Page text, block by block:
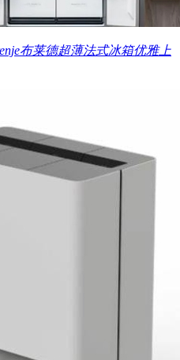
布莱德超薄法式冰箱优雅上